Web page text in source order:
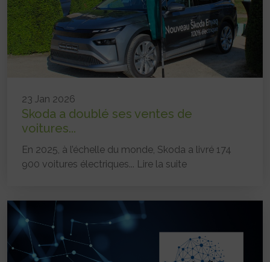
23 Jan 2026
Skoda a doublé ses ventes de
voitures...
En 2025, à l’échelle du monde, Skoda a livré 174
900 voitures électriques... Lire la suite